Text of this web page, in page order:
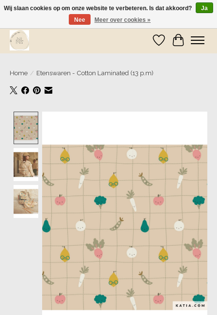
Wij zijn op vakantie! Vanaf zaterdag 9 mei worden er weer pakketjes verzonden
Verlanglijst
Home / Etenswaren - Cotton Laminated (13 p.m)
Wij slaan cookies op om onze website te verbeteren. Is dat akkoord?
Ja
Nee
Meer over cookies »